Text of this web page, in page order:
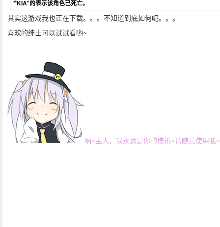
“KIA”的表示该角色已死亡。
其实这游戏我也正在下载。。。不知道到底如何呢。。。
喜欢的绅士可以试试看哟~
呐~主人，我永远是你的楪祈~请随意使用我~